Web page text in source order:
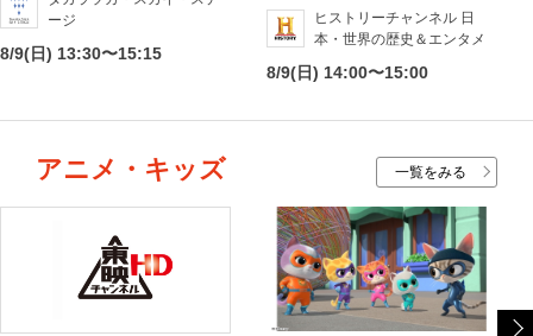
ージ
8/9(日) 13:30〜15:15
ヒストリーチャンネル 日
本・世界の歴史＆エンタメ
8/9(日) 14:00〜15:00
アニメ・キッズ 一覧をみる